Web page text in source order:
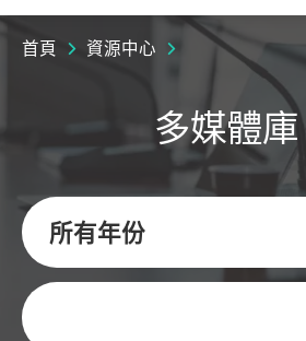
首頁 資源中心
多媒體庫
所有年份
關鍵字